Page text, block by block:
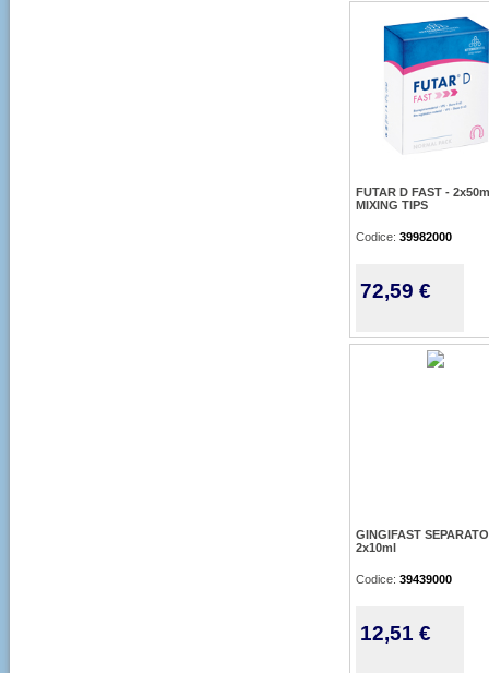
FUTAR D FAST -
MIXING TIPS
Codice: 39982000
72,59 €
GINGIFAST
2x10ml
Codice: 39439000
12,51 €